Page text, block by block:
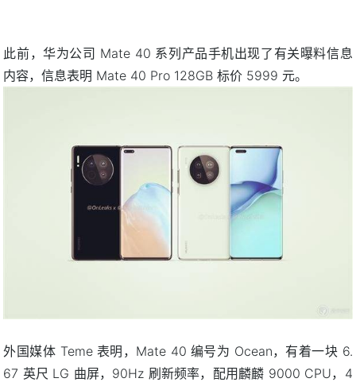
此前，华为公司 Mate 40 系列产品手机出现了有关曝料信息
内容，信息表明 Mate 40 Pro 128GB 标价 5999 元。
外国媒体 Teme 表明，Mate 40 编号为 Ocean，有着一块 6.
67 英尺 LG 曲屏，90Hz 刷新频率，配用麟麟 9000 CPU，4